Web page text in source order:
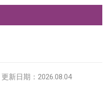
更新日期： 2026.08.04